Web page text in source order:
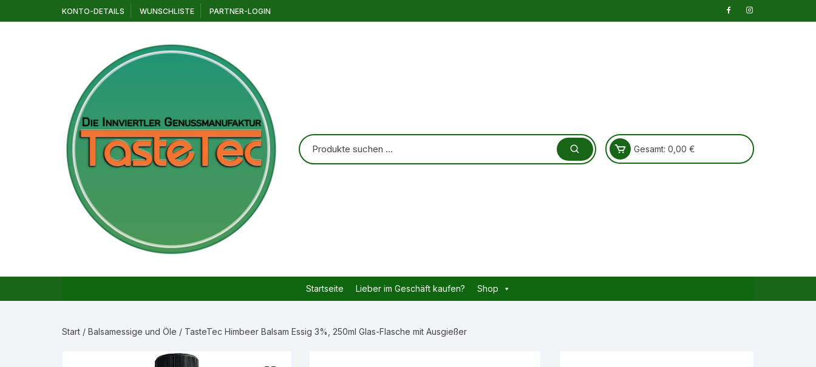
Inhalt
KONTO-DETAILS WUNSCHLISTE PARTNER-LOGIN
Gesamt: 0,00 €
Startseite Lieber im Geschäft kaufen? Shop
Start / Balsamessige und Öle / TasteTec Himbeer Balsam Essig 3%, 250ml Glas-Flasche mit Ausgießer